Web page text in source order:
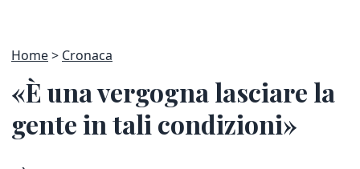
Home Cronaca
«È una vergogna lasciare la
gente in tali condizioni»